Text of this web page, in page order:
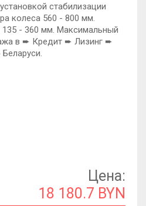
стабилизации
колеса 560 - 800 мм.
- 360 мм. Максимальный
в ➨ Кредит ➨ Лизинг ➨
Цена:
18 180.7 BYN